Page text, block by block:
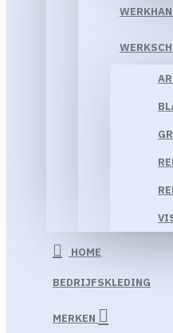
HOME
BEDRIJFSKLEDING
MERKEN